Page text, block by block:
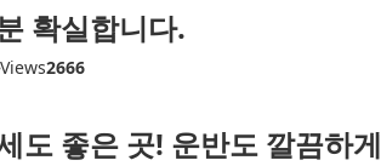
확실합니다.
Views2666
도 좋은 곳! 운반도 깔끔하게